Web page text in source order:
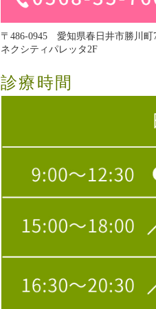
〒486-0945 愛知県春日井市勝川町
ネクシティパレッタ2F
診療時間